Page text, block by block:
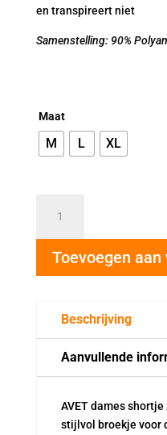
en transpireert niet
Samenstelling: 90%
Maat
M L XL
dames
shortje
zwart
3844
Toevoegen
Beschrijving
Aanvullende
AVET dames
stijlvol broekje voor